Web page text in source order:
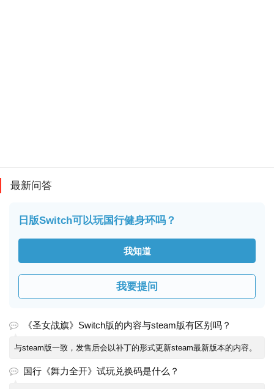
最新问答
日版Switch可以玩国行健身环吗？
我知道
我要提问
《圣女战旗》Switch版的内容与steam版有区别吗？
与steam版一致，发售后会以补丁的形式更新steam最新版本的内容。
国行《舞力全开》试玩兑换码是什么？